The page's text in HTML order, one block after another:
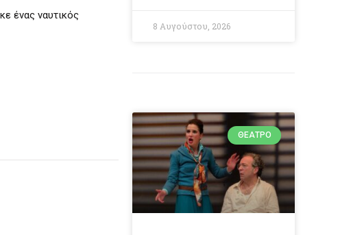
ένας ναυτικός
8 Αυγούστου, 2026
ΘΈΑΤΡΟ